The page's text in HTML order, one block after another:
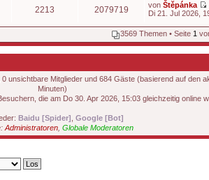
i
tr
t
r
2213 2079719 von Štěpánka
t
r
t
Di 21. Jul 2026,
3569 Themen • Seite 1
unsichtbare Mitglieder und 684 Gäste (basierend auf den
Minuten)
die am Do 30. Apr 2026, 15:03 gleichzeitig online
Baidu [Spider] Google [Bot]
Administratoren Globale Moderatoren